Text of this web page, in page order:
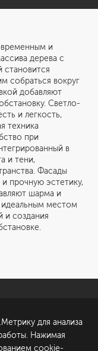
и
дерева с
становится
собраться вокруг
добавляют
Светло-
и легкость,
техника
при
в
и тени,
Фасады
прочную эстетику,
шарма и
идеальным местом
и создания
проект
для анализа
Нажимая
cookie-